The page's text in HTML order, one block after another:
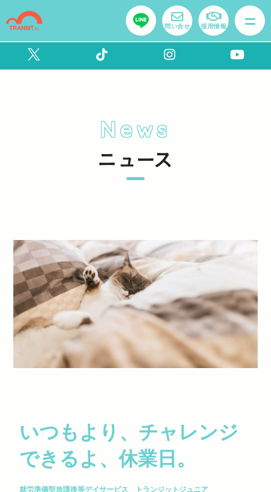
問い合せ 採用情報
News
ニュース
いつもより、チャレンジ
できるよ、休業日。
就労準備型放課後等デイサービス トランジットジュニア